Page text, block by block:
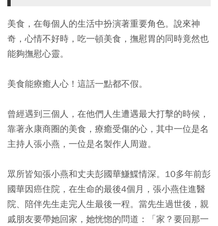
美食，在每個人的生活中扮演著重要角色。說來神
奇，心情不好時，吃一頓美食，撫慰胃的同時竟然也
能夠撫慰心靈。
美食能療癒人心！這話一點都不假。
曾經遇到三個人，在他們人生遭遇最大打擊的時候，
靠著永康商圈的美食，療癒受傷的心，其中一位是名
主持人張小燕，一位是名製作人周遊。
眾所皆知張小燕和丈夫彭國華鰜鰈情深。10多年前彭
國華因癌住院，在生命的最後4個月，張小燕住進醫
院、陪伴先生走完人生最後一程。當先生過世後，親
戚朋友要帶她回家，她恍惚的問道：「家？要回那一